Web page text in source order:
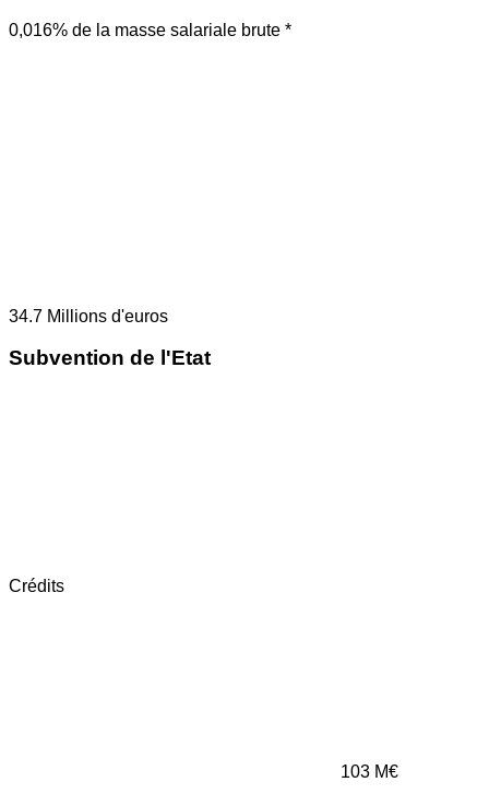
0,016% de la masse salariale brute *
34.7 Millions d'euros
Subvention de l'Etat
Crédits
103 M€